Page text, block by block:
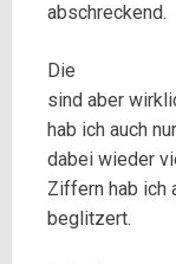
abschreckend.
Die
sind aber
hab ich auch
dabei wieder
Ziffern hab ich
beglitzert.